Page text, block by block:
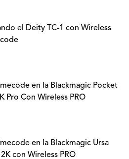
el Deity TC-1 con Wireless
en la Blackmagic Pocket
Pro Con Wireless PRO
en la Blackmagic Ursa
con Wireless PRO